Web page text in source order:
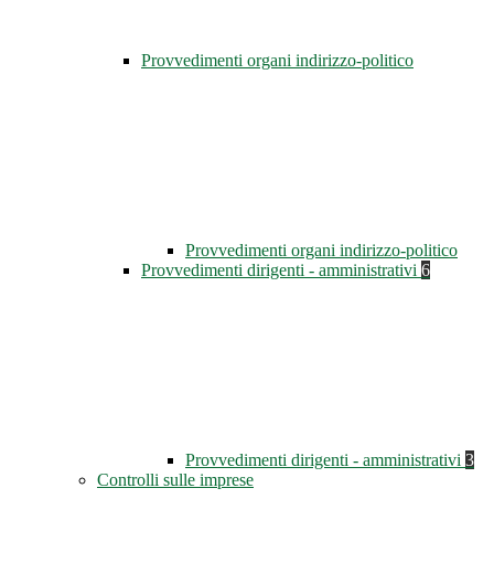
Provvedimenti organi indirizzo-politico
Provvedimenti organi indirizzo-politico
Provvedimenti dirigenti - amministrativi 6
Provvedimenti dirigenti - amministrativi 3
Controlli sulle imprese